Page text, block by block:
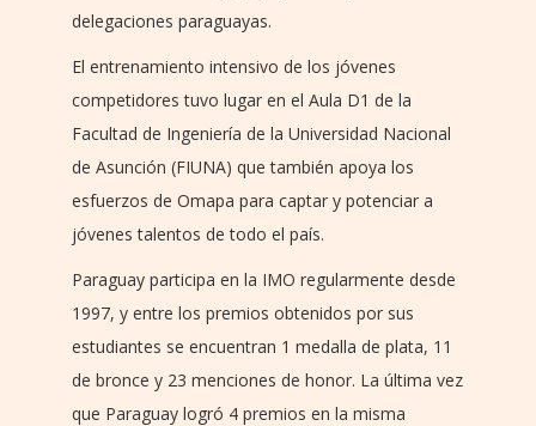
delegaciones paraguayas.
El entrenamiento intensivo de los jóvenes
competidores tuvo lugar en el Aula D1 de la
Facultad de Ingeniería de la Universidad Nacional
de Asunción (FIUNA) que también apoya los
esfuerzos de Omapa para captar y potenciar a
jóvenes talentos de todo el país.
Paraguay participa en la IMO regularmente desde
1997, y entre los premios obtenidos por sus
estudiantes se encuentran 1 medalla de plata, 11
de bronce y 23 menciones de honor. La última vez
que Paraguay logró 4 premios en la misma